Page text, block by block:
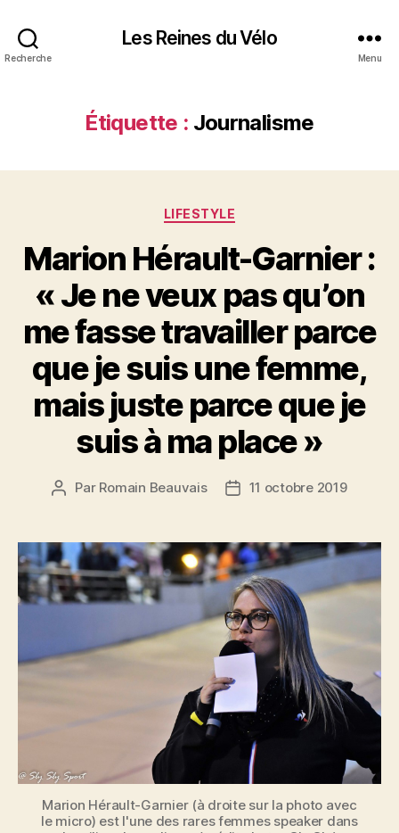
Recherche
Les Reines du Vélo
Menu
Étiquette : Journalisme
Catégories
LIFESTYLE
Marion Hérault-Garnier :
« Je ne veux pas qu’on
me fasse travailler parce
que je suis une femme,
mais juste parce que je
suis à ma place »
Auteur
Par Romain Beauvais
Date11 octobre 2019
Marion Hérault-Garnier (à droite sur la photo avec
le micro) est l'une des rares femmes speaker dans